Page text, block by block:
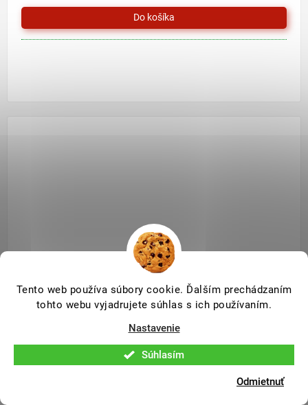
Tento web používa súbory cookie. Ďalším prechádzaním
tohto webu vyjadrujete súhlas s ich používaním.
Nastavenie
Odmietnuť
Súhlasím
Tikkurila VALTTI PLUS COMPLETE - 9L - 5069/siimes